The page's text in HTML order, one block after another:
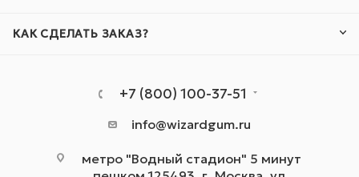
КАК СДЕЛАТЬ ЗАКАЗ?
+7 (800) 100-37-51
info@wizardgum.ru
метро "Водный стадион" 5 минут